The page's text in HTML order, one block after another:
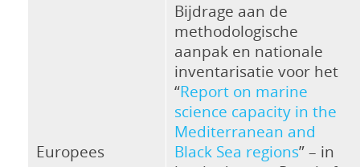
Europees
Bijdrage aan de
methodologische
aanpak en nationale
inventarisatie voor het
“Report on marine
science capacity in the
Mediterranean and
Black Sea regions” – in